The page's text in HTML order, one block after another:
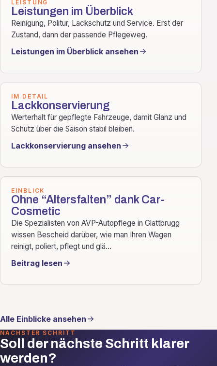
LEISTUNG
Leistungen im Überblick
Reinigung, Politur, Lackschutz und Service. Erst der
Zustand, dann der passende Pflegeweg.
Leistungen im Überblick ansehen
IM DETAIL
Lackkonservierung
Werterhalt für gepflegte Fahrzeuge, damit Glanz und
Schutz über die Saison stabil bleiben.
Lackkonservierung ansehen
EINBLICK
Ohne “Altersfalten” dank Car-
Cosmetic
Die Spezialisten von AVP-Autopflege in Glattbrugg
wissen Bescheid darüber, wie man Ihren Wagen
reinigt, poliert, pflegt und glä...
Beitrag lesen
Alle Einblicke ansehen
NÄCHSTER SCHRITT
Soll der nächste Schritt klarer
werden?